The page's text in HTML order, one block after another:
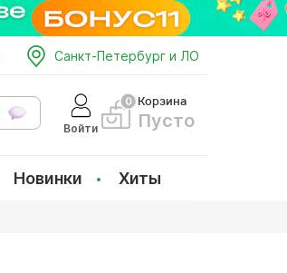
Санкт-Петербург и ЛО
Войти
Корзина
Пусто
Новинки Хиты